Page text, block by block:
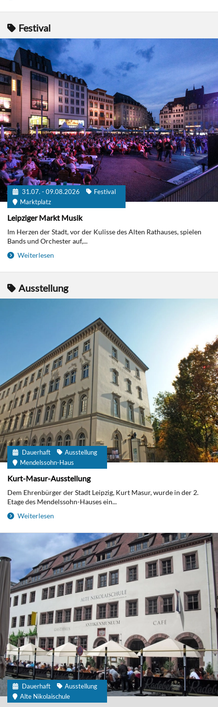
Festival
31.07. - 09.08.2026
Festival
Marktplatz
Leipziger Markt Musik
Im Herzen der Stadt, vor der Kulisse des Alten Rathauses, spielen
Bands und Orchester auf,...
Weiterlesen
Ausstellung
Dauerhaft
Ausstellung
Mendelssohn-Haus
Kurt-Masur-Ausstellung
Dem Ehrenbürger der Stadt Leipzig, Kurt Masur, wurde in der 2.
Etage des Mendelssohn-Hauses ein...
Weiterlesen
Dauerhaft
Ausstellung
Alte Nikolaischule